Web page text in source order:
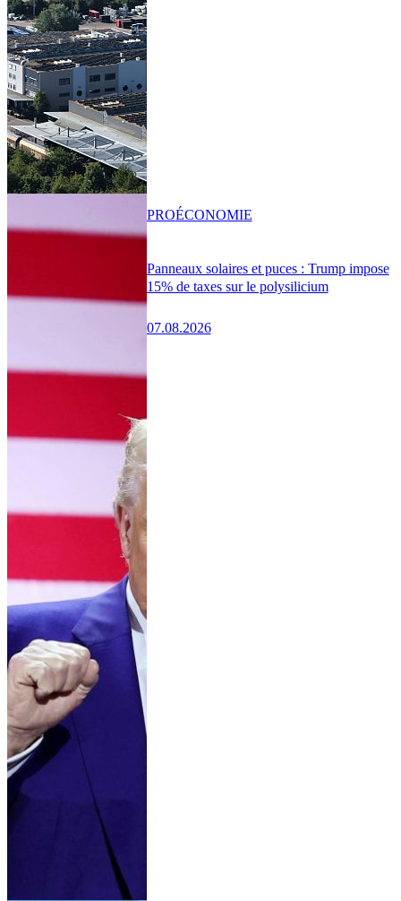
Panneaux solaires et puces : Trump impose
15% de taxes sur le polysilicium
07.08.2026
PROÉCONOMIE